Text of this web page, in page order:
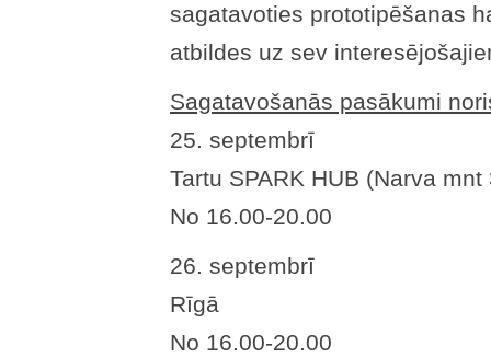
sagatavoties prototipēšanas
atbildes uz sev
Sagatavošanās pasākumi
25. septembrī
Tartu SPARK HUB (Narva mnt
No 16.00-20.00
26. septembrī
Rīgā
No 16.00-20.00